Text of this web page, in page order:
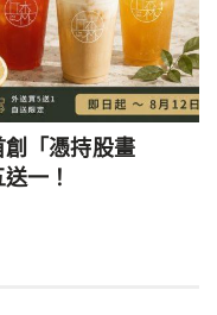
「憑持股畫
一！